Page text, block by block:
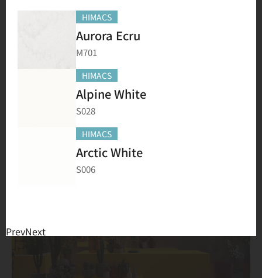
HIMACS
Aurora Ecru
M701
HIMACS
Alpine White
S028
HIMACS
Arctic White
S006
PrevNext